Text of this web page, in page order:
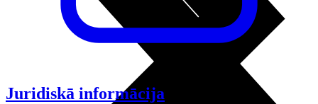
Juridiskā informācija